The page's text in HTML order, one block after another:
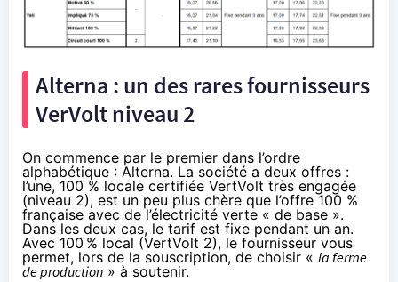
Alterna : un des rares fournisseurs
VerVolt niveau 2
On commence par le premier dans l’ordre
alphabétique : Alterna. La société a deux offres :
l’une, 100 % locale certifiée VertVolt très engagée
(niveau 2), est un peu plus chère que l’offre 100 %
française avec de l’électricité verte « de base ».
Dans les deux cas, le tarif est fixe pendant un an.
Avec 100 % local (VertVolt 2), le fournisseur vous
permet, lors de la souscription, de choisir « la ferme
de production » à soutenir.